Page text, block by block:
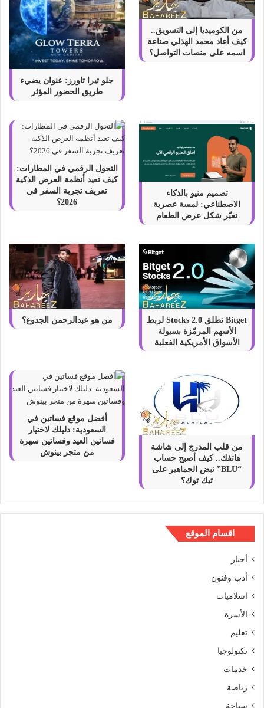
من الكوميديا إلى التسويق..
كيف أعاد محمد الهذلي صناعة
اسمه على منصات التواصل؟
جلو تيرا تاورز: عنوان يضيء
طريق الحضور المؤثر
تصميم منيو بالذكاء
الاصطناعي: لمسة عصرية
تغيّر شكل عرض الطعام
التحول الرقمي في المطارات:
كيف تعيد أنظمة العرض الذكية
تعريف تجربة السفر في
2026؟
Bitget تطلق Stocks 2.0 لربط
الأسهم المرمّزة بسيولة
الأسواق الأمريكية الفعلية
من هو عبدالرحمن الجدوع؟
من قلب المدرج إلى شاشة
هاتفك.. كيف أصبح حساب
“BLU” نبض الجماهير على
تيك توك؟
أفضل موقع فساتين في
السعودية: دليلك لاختيار
فساتين العيد وفساتين سهرة
من متجر بينوش
اقسام الموقع
أخبار
أدب وفنون
اسلاميات
الأسرة
تعليم
تكنولوجيا
خدمات
رياضة
سياحة